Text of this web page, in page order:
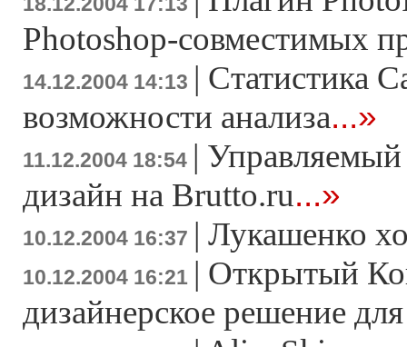
Photoshop-совместимых
14.12.2004 14:13 | Статистика
возможности анализа...»
11.12.2004 18:54 | Управляемый
дизайн на Brutto.ru...»
10.12.2004 16:37 | Лукашенко
10.12.2004 16:21 | Открытый
дизайнерское решение